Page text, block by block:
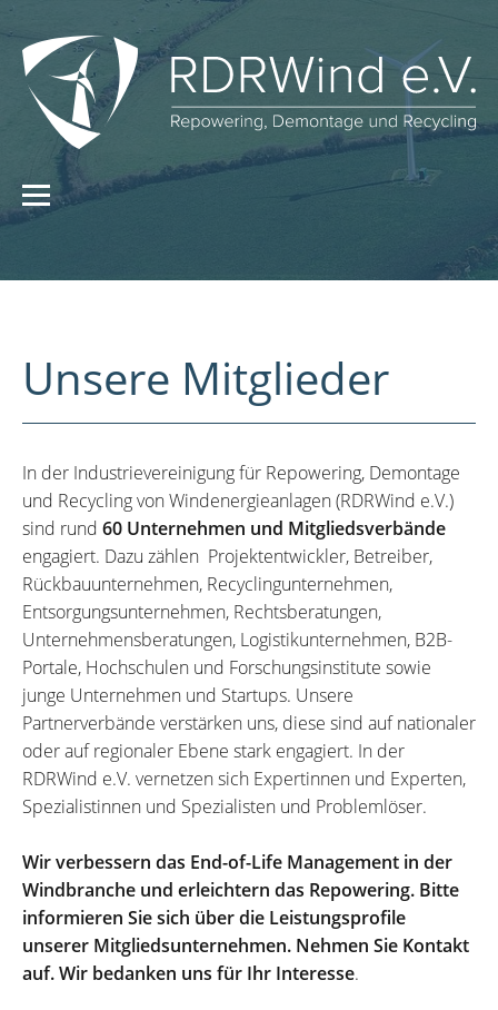
Unsere Mitglieder
In der Industrievereinigung für Repowering, Demontage
und Recycling von Windenergieanlagen (RDRWind e.V.)
sind rund 60 Unternehmen und Mitgliedsverbände
engagiert. Dazu zählen Projektentwickler, Betreiber,
Rückbauunternehmen, Recyclingunternehmen,
Entsorgungsunternehmen, Rechtsberatungen,
Unternehmensberatungen, Logistikunternehmen, B2B-
Portale, Hochschulen und Forschungsinstitute sowie
junge Unternehmen und Startups. Unsere
Partnerverbände verstärken uns, diese sind auf nationaler
oder auf regionaler Ebene stark engagiert. In der
RDRWind e.V. vernetzen sich Expertinnen und Experten,
Spezialistinnen und Spezialisten und Problemlöser.
Wir verbessern das End-of-Life Management in der
Windbranche und erleichtern das Repowering. Bitte
informieren Sie sich über die Leistungsprofile
unserer Mitgliedsunternehmen. Nehmen Sie Kontakt
auf. Wir bedanken uns für Ihr Interesse.